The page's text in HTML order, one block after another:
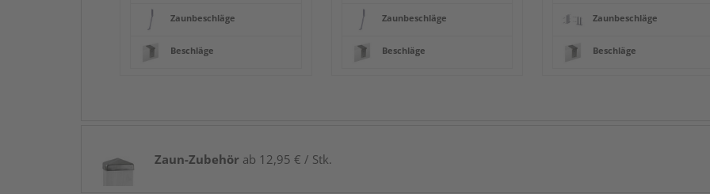
Zaunbeschläge
Beschläge
Zaunbeschläge
Beschläge
Zaunbeschläge
Beschläge
Zaun-Zubehör ab 12,95 € / Stk.